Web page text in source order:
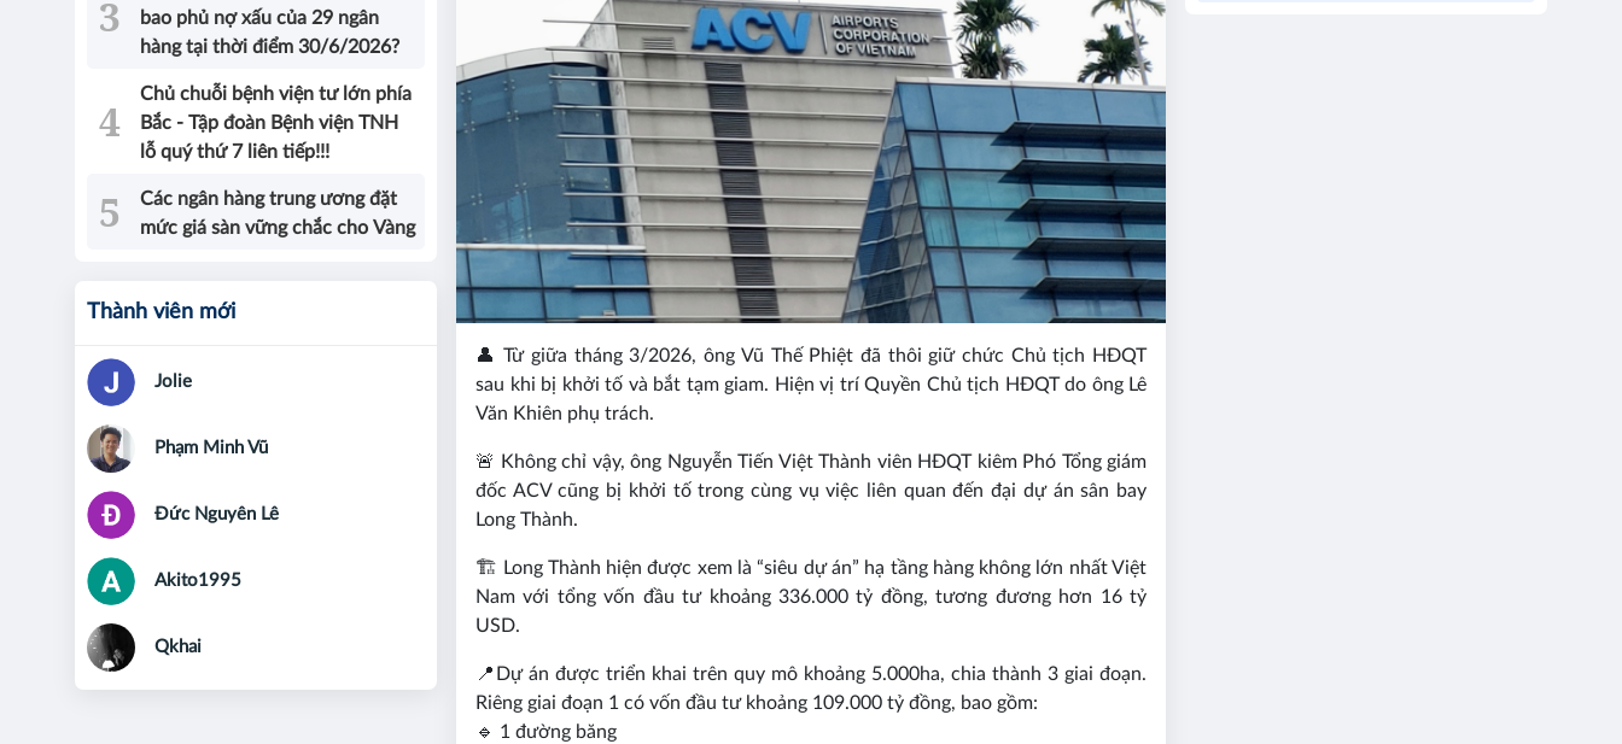
👤 Từ giữa tháng 3/2026, ông Vũ Thế Phiệt đã thôi giữ chức Chủ tịch HĐQT
sau khi bị khởi tố và bắt tạm giam. Hiện vị trí Quyền Chủ tịch HĐQT do ông Lê
Văn Khiên phụ trách.
🚨 Không chỉ vậy, ông Nguyễn Tiến Việt Thành viên HĐQT kiêm Phó Tổng giám
đốc ACV cũng bị khởi tố trong cùng vụ việc liên quan đến đại dự án sân bay
Long Thành.
🏗️ Long Thành hiện được xem là “siêu dự án” hạ tầng hàng không lớn nhất Việt
Nam với tổng vốn đầu tư khoảng 336.000 tỷ đồng, tương đương hơn 16 tỷ
USD.
📍Dự án được triển khai trên quy mô khoảng 5.000ha, chia thành 3 giai đoạn.
Riêng giai đoạn 1 có vốn đầu tư khoảng 109.000 tỷ đồng, bao gồm:
🔹 1 đường băng
bao phủ nợ xấu của 29 ngân
hàng tại thời điểm 30/6/2026?
Chủ chuỗi bệnh viện tư lớn phía
Bắc - Tập đoàn Bệnh viện TNH
lỗ quý thứ 7 liên tiếp!!!
Các ngân hàng trung ương đặt
mức giá sàn vững chắc cho Vàng
Thành viên mới
Jolie
Phạm Minh Vũ
Đức Nguyên Lê
Akito1995
Qkhai